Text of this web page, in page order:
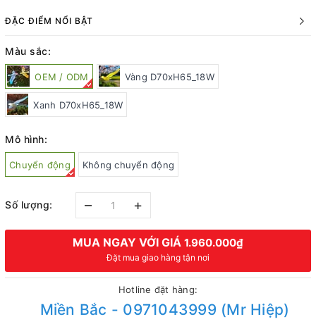
ĐẶC ĐIỂM NỔI BẬT
Màu sắc:
OEM / ODM Vàng D70xH65_18W
Xanh D70xH65_18W
Mô hình:
Chuyển động Không chuyển động
Số lượng: – +
MUA NGAY VỚI GIÁ 1.960.000₫
Đặt mua giao hàng tận nơi
Hotline đặt hàng:
Miền Bắc - 0971043999 (Mr Hiệp)